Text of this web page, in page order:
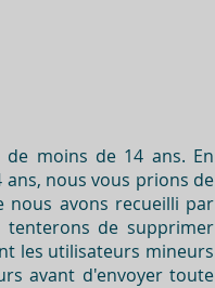
moins de 14 ans. En
ans, nous vous prions de
nous avons recueilli par
tenterons de supprimer
les utilisateurs mineurs
avant d'envoyer toute